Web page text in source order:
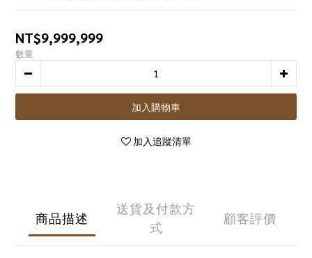
NT$9,999,999
數量
加入購物車
加入追蹤清單
商品描述
送貨及付款方
式
顧客評價